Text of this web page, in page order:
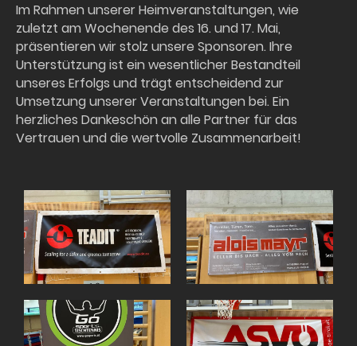
Im Rahmen unserer Heimveranstaltungen, wie
zuletzt am Wochenende des 16. und 17. Mai,
präsentieren wir stolz unsere Sponsoren. Ihre
Unterstützung ist ein wesentlicher Bestandteil
unseres Erfolgs und trägt entscheidend zur
Umsetzung unserer Veranstaltungen bei. Ein
herzliches Dankeschön an alle Partner für das
Vertrauen und die wertvolle Zusammenarbeit!